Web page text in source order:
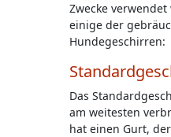
Zwecke
einige der
Hundegeschirren:
Das
am weitesten
hat einen Gurt,